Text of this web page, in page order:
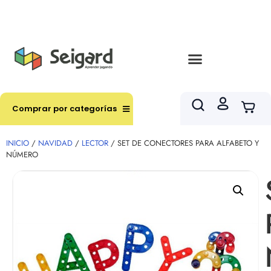
Comprar por categorías
INICIO / NAVIDAD / LECTOR / SET DE CONECTORES PARA ALFABETO Y
NÚMERO